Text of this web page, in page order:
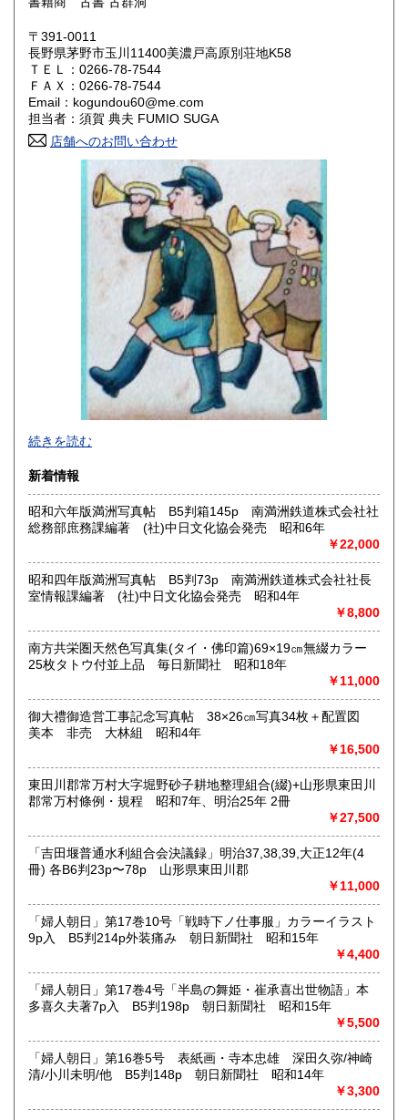
鳥取県
岡山県 600円 広島県
山口県 600円
香川県
600円 福岡県
600円 長崎県
600円 大分県
600円 鹿児島県
600円
〒391-0011
長野県茅野市玉川11400美濃戸高原別荘地K58
ＴＥＬ：0266-78-7544
ＦＡＸ：0266-78-7544
Email：kogundou60@me.com
担当者：須賀 典夫 FUMIO SUGA
店舗へのお問い合わせ
2026年で創業45年目になります。
沿線名：(無店舗)
最寄駅：(無店舗)
営業時間：10:00〜18:00
書籍の買取について
取り扱い分野
古典籍、近代文献、趣味、サブカルチャー、古書一般（その
和本・開拓/植民資料・戦時資料・文学一般・詩歌句集・児童
書 ・児童資料・芸能/サブカル・広告資料・ポスター・版画/
刷り物 ・絵葉書・双六・地図/鳥瞰図
続きを読む
新着情報
昭和六年版満洲写真帖 B5判箱145p 南満洲鉄道株式会社社
総務部庶務課編著 (社)中日文化協会発売 昭和6年
￥22,000
昭和四年版満洲写真帖 B5判73p 南満洲鉄道株式会社社長
室情報課編著 (社)中日文化協会発売 昭和4年
￥8,800
南方共栄圏天然色写真集(タイ・佛印篇)69×19㎝無綴カラー
25枚タトウ付並上品 毎日新聞社 昭和18年
￥11,000
御大禮御造営工事記念写真帖 38×26㎝写真34枚＋配置図
美本 非売 大林組 昭和4年
￥16,500
東田川郡常万村大字堀野砂子耕地整理組合(綴)+山形県東田川
郡常万村條例・規程 昭和7年、明治25年 2冊
￥27,500
「吉田堰普通水利組合会決議録」明治37,38,39,大正12年(4
冊) 各B6判23p〜78p 山形県東田川郡
￥11,000
「婦人朝日」第17巻10号「戦時下ノ仕事服」カラーイラスト
9p入 B5判214p外装痛み 朝日新聞社 昭和15年
￥4,400
「婦人朝日」第17巻4号「半島の舞姫・崔承喜出世物語」本
多喜久夫著7p入 B5判198p 朝日新聞社 昭和15年
￥5,500
「婦人朝日」第16巻5号 表紙画・寺本忠雄 深田久弥/神崎
清/小川未明/他 B5判148p 朝日新聞社 昭和14年
￥3,300